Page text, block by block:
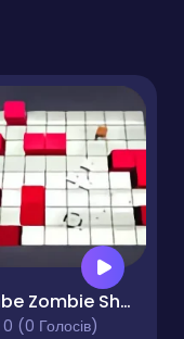
Cube Zombie Shooter
0 (0 Голосів)